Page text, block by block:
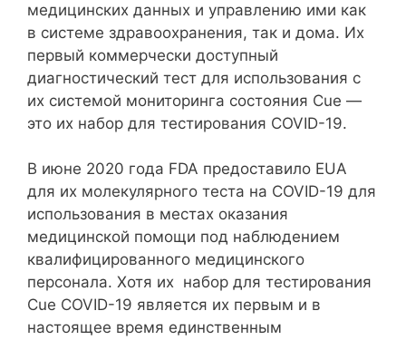
медицинских данных и управлению ими как
в системе здравоохранения, так и дома. Их
первый коммерчески доступный
диагностический тест для использования с
их системой мониторинга состояния Cue —
это их набор для тестирования COVID-19.
В июне 2020 года FDA предоставило EUA
для их молекулярного теста на COVID-19 для
использования в местах оказания
медицинской помощи под наблюдением
квалифицированного медицинского
персонала. Хотя их набор для тестирования
Cue COVID-19 является их первым и в
настоящее время единственным